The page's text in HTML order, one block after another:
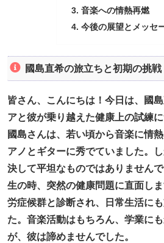
音楽への情熱再燃
今後の展望とメッセ
國島直希の旅立ちと初期の挑戦
皆さん、こんにちは！今日は、國
アと彼が乗り越えた健康上の試練
國島さんは、若い頃から音楽に情
アノとギターに秀でていました。
決して平坦なものではありません
生の時、突然の健康問題に直面し
労症候群と診断され、日常生活に
た。音楽活動はもちろん、学業に
が、彼は諦めませんでした。